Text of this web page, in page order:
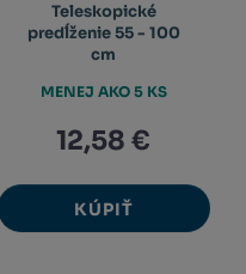
Teleskopické
predĺženie 55 - 100
cm
12,58 €
KÚPIŤ
MENEJ AKO 5 KS